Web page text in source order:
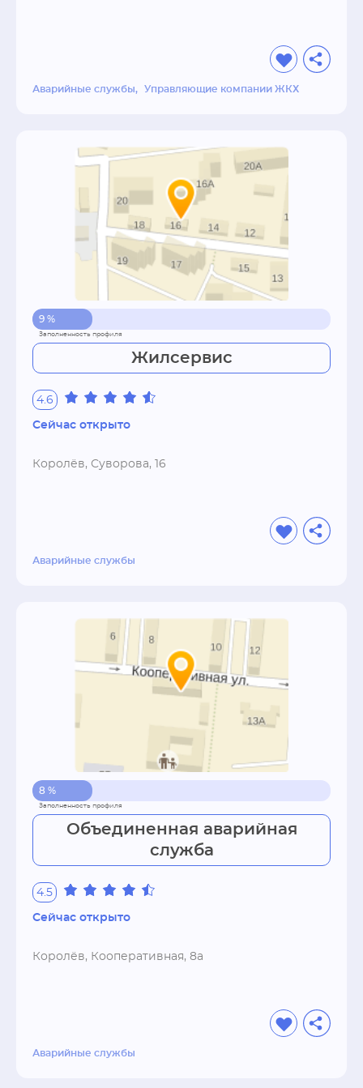
Аварийные службы Управляющие компании ЖКХ
9 %
Жилсервис
4.6
Сейчас открыто
Королёв, Суворова, 16
Аварийные службы
8 %
Объединенная аварийная
служба
4.5
Сейчас открыто
Королёв, Кооперативная, 8а
Аварийные службы